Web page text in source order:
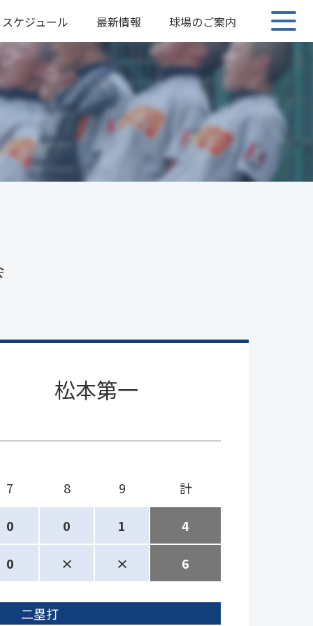
スケジュール 最新情報 球場のご案内
松本第一
7 8 9 計
0 0 1 4
0 × × 6
二塁打